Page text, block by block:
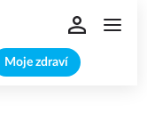
Moje zdraví